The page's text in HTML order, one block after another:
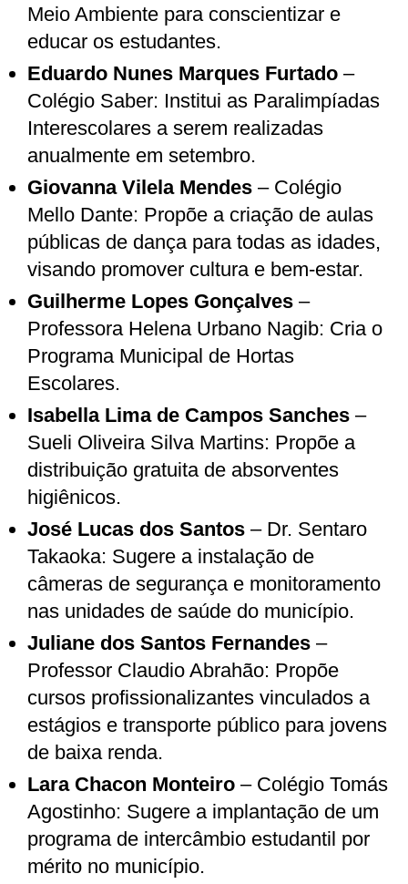
Meio Ambiente para conscientizar e
educar os estudantes.
Eduardo Nunes Marques Furtado –
Colégio Saber: Institui as Paralimpíadas
Interescolares a serem realizadas
anualmente em setembro.
Giovanna Vilela Mendes – Colégio
Mello Dante: Propõe a criação de aulas
públicas de dança para todas as idades,
visando promover cultura e bem-estar.
Guilherme Lopes Gonçalves –
Professora Helena Urbano Nagib: Cria o
Programa Municipal de Hortas
Escolares.
Isabella Lima de Campos Sanches –
Sueli Oliveira Silva Martins: Propõe a
distribuição gratuita de absorventes
higiênicos.
José Lucas dos Santos – Dr. Sentaro
Takaoka: Sugere a instalação de
câmeras de segurança e monitoramento
nas unidades de saúde do município.
Juliane dos Santos Fernandes –
Professor Claudio Abrahão: Propõe
cursos profissionalizantes vinculados a
estágios e transporte público para jovens
de baixa renda.
Lara Chacon Monteiro – Colégio Tomás
Agostinho: Sugere a implantação de um
programa de intercâmbio estudantil por
mérito no município.